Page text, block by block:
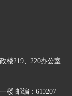
楼219、220办公室
楼 邮编：610207